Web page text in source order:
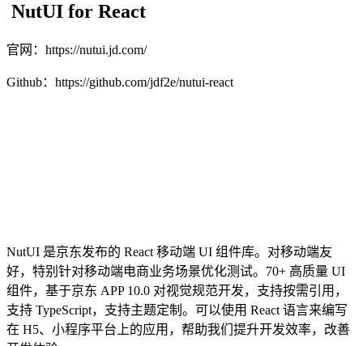
NutUI for React
官网：https://nutui.jd.com/
Github：https://github.com/jdf2e/nutui-react
NutUI 是京东发布的 React 移动端 UI 组件库。对移动端友
好，特别针对移动端电商业务场景优化测试。70+ 高质量 UI
组件，基于京东 APP 10.0 对视觉规范开发，支持按需引用，
支持 TypeScript，支持主题定制。可以使用 React 语言来编写
在 H5、小程序平台上的应用，帮助我们提升开发效率，改善